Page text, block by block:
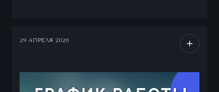
29 АПРЕЛЯ 2026